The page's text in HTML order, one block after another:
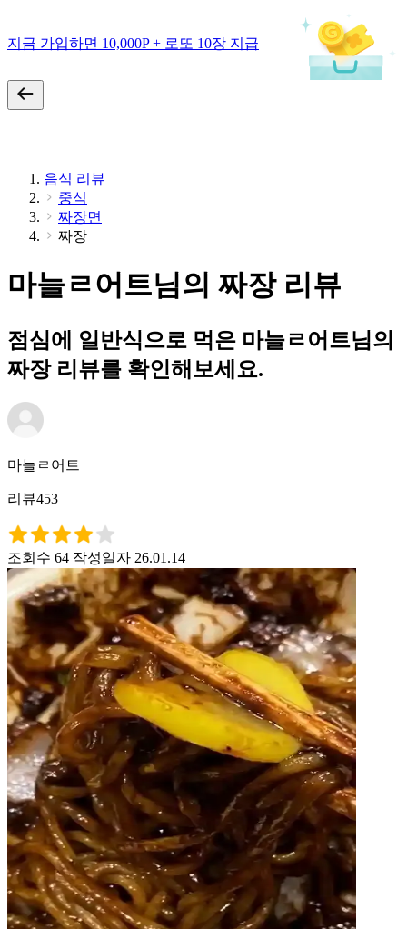
지금 가입하면 10,000P + 로또 10장 지급
음식 리뷰
중식
짜장면
짜장
마늘ㄹ어트님의 짜장 리뷰
점심에 일반식으로 먹은 마늘ㄹ어트님의
짜장 리뷰를 확인해보세요.
마늘ㄹ어트
리뷰453
조회수 64 작성일자 26.01.14